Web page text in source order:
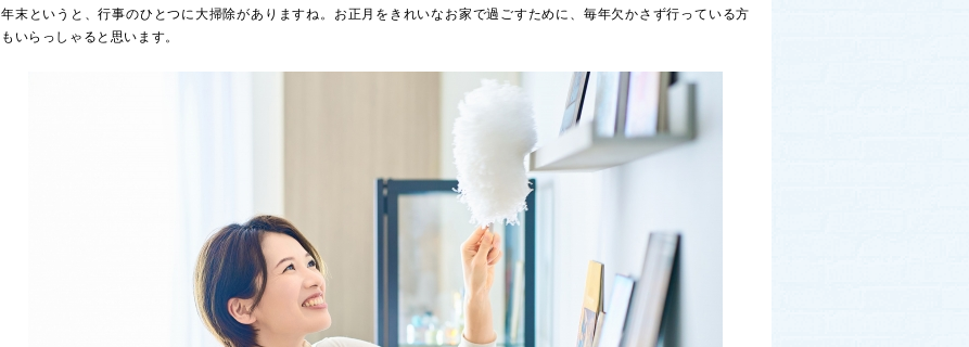
年末というと、行事のひとつに大掃除がありますね。お正月をきれいなお家で過ごすために、毎年欠かさず行っている方
もいらっしゃると思います。